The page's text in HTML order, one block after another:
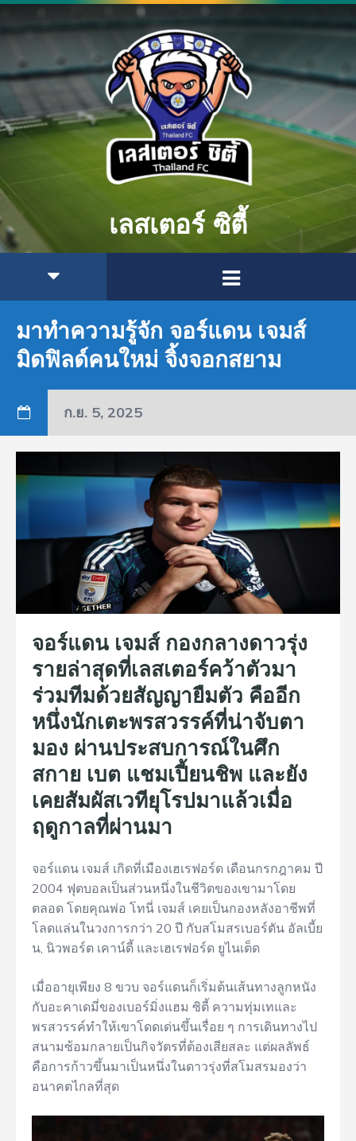
เลสเตอร์ ซิตี้
มาทำความรู้จัก จอร์แดน เจมส์
มิดฟิลด์คนใหม่ จิ้งจอกสยาม
ก.ย. 5, 2025
จอร์แดน เจมส์ กองกลางดาวรุ่ง
รายล่าสุดที่เลสเตอร์คว้าตัวมา
ร่วมทีมด้วยสัญญายืมตัว คืออีก
หนึ่งนักเตะพรสวรรค์ที่น่าจับตา
มอง ผ่านประสบการณ์ในศึก
สกาย เบต แชมเปี้ยนชิพ และยัง
เคยสัมผัสเวทียุโรปมาแล้วเมื่อ
ฤดูกาลที่ผ่านมา
จอร์แดน เจมส์ เกิดที่เมืองเฮเรฟอร์ด เดือนกรกฎาคม ปี
2004 ฟุตบอลเป็นส่วนหนึ่งในชีวิตของเขามาโดย
ตลอด โดยคุณพ่อ โทนี่ เจมส์ เคยเป็นกองหลังอาชีพที่
โลดแล่นในวงการกว่า 20 ปี กับสโมสรเบอร์ตัน อัลเบี้ย
น, นิวพอร์ต เคาน์ตี้ และเฮเรฟอร์ด ยูไนเต็ด
เมื่ออายุเพียง 8 ขวบ จอร์แดนก็เริ่มต้นเส้นทางลูกหนัง
กับอะคาเดมี่ของเบอร์มิ่งแฮม ซิตี้ ความทุ่มเทและ
พรสวรรค์ทำให้เขาโดดเด่นขึ้นเรื่อย ๆ การเดินทางไป
สนามซ้อมกลายเป็นกิจวัตรที่ต้องเสียสละ แต่ผลลัพธ์
คือการก้าวขึ้นมาเป็นหนึ่งในดาวรุ่งที่สโมสรมองว่า
อนาคตไกลที่สุด